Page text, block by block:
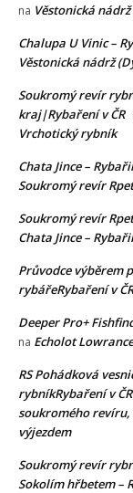
na Věstonická
Chalupa U Vinic –
Věstonická nádrž
Soukromý revír
kraj|Rybaření v ČR
Vrchotický rybník
Chata Jince –
Soukromý revír
Soukromý revír
Chata Jince –
Průvodce výběrem
rybářeRybaření v ČR
Deeper Pro+
na Echolot
RS Pohádková
rybníkRybaření v ČR
soukromého
výjezdem
Soukromý revír
Sokolím hřbetem –